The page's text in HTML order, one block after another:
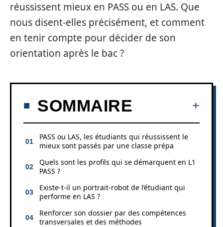
réussissent mieux en PASS ou en LAS. Que
nous disent-elles précisément, et comment
en tenir compte pour décider de son
orientation après le bac ?
SOMMAIRE
PASS ou LAS, les étudiants qui réussissent le
mieux sont passés par une classe prépa
Quels sont les profils qui se démarquent en L1
PASS ?
Existe-t-il un portrait-robot de l’étudiant qui
performe en LAS ?
Renforcer son dossier par des compétences
transversales et des méthodes